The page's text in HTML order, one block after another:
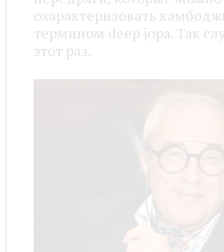
охарактеризовать
термином deep jopa. Так
этот раз.